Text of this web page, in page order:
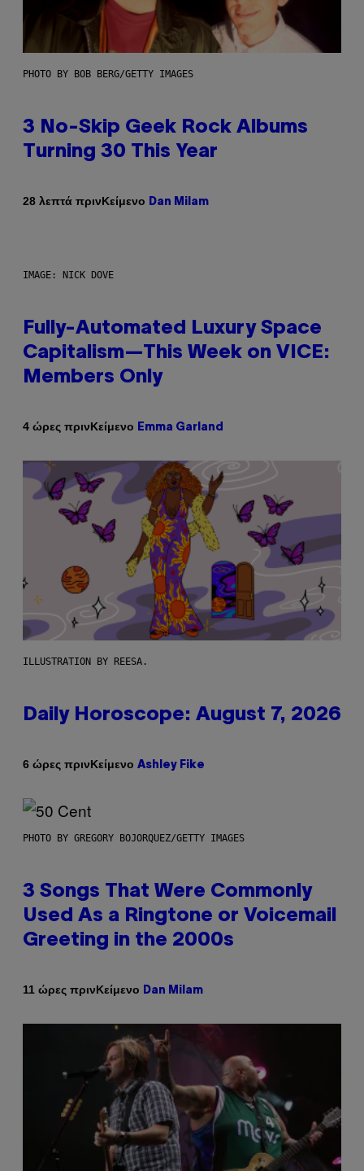
PHOTO BY BOB BERG/GETTY IMAGES
3 No-Skip Geek Rock Albums
Turning 30 This Year
28 λεπτά πρινΚείμενο Dan Milam
IMAGE: NICK DOVE
Fully-Automated Luxury Space
Capitalism—This Week on VICE:
Members Only
4 ώρες πρινΚείμενο Emma Garland
ILLUSTRATION BY REESA.
Daily Horoscope: August 7, 2026
6 ώρες πρινΚείμενο Ashley Fike
PHOTO BY GREGORY BOJORQUEZ/GETTY IMAGES
3 Songs That Were Commonly
Used As a Ringtone or Voicemail
Greeting in the 2000s
11 ώρες πρινΚείμενο Dan Milam